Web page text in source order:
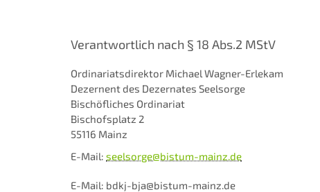
Verantwortlich nach § 18 Abs.2 MStV
Ordinariatsdirektor Michael Wagner-Erlekam
Dezernent des Dezernates Seelsorge
Bischöfliches Ordinariat
Bischofsplatz 2
55116 Mainz
E-Mail: seelsorge@bistum-mainz.de
E-Mail: bdkj-bja@bistum-mainz.de